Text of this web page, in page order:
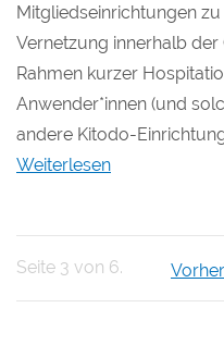
Mitgliedseinrichtungen
Vernetzung innerhalb
Rahmen kurzer
Anwender*innen (und
andere Kitodo-
Weiterlesen
Seite 3 von 6.